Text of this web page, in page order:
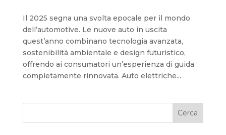
Il 2025 segna una svolta epocale per il mondo
dell’automotive. Le nuove auto in uscita
quest’anno combinano tecnologia avanzata,
sostenibilità ambientale e design futuristico,
offrendo ai consumatori un’esperienza di guida
completamente rinnovata. Auto elettriche...
Cerca